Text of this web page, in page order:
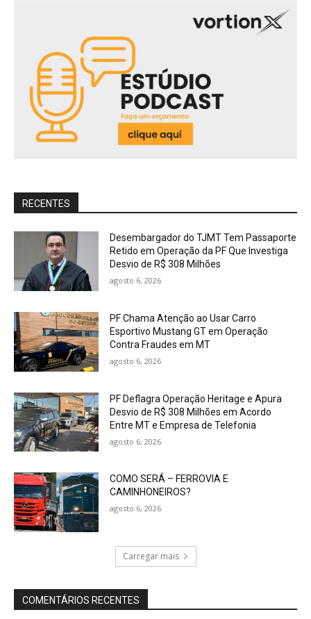
RECENTES
Desembargador do TJMT Tem Passaporte
Retido em Operação da PF Que Investiga
Desvio de R$ 308 Milhões
agosto 6, 2026
PF Chama Atenção ao Usar Carro
Esportivo Mustang GT em Operação
Contra Fraudes em MT
agosto 6, 2026
PF Deflagra Operação Heritage e Apura
Desvio de R$ 308 Milhões em Acordo
Entre MT e Empresa de Telefonia
agosto 6, 2026
COMO SERÁ – FERROVIA E
CAMINHONEIROS?
agosto 6, 2026
Carregar mais
COMENTÁRIOS RECENTES